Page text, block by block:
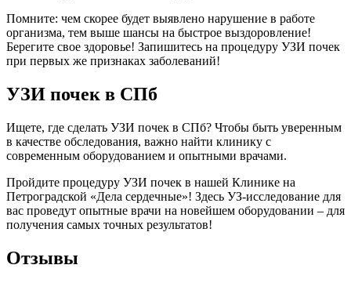
Помните: чем скорее будет выявлено нарушение в работе
организма, тем выше шансы на быстрое выздоровление!
Берегите свое здоровье! Запишитесь на процедуру УЗИ почек
при первых же признаках заболеваний!
УЗИ почек в СПб
Ищете, где сделать УЗИ почек в СПб? Чтобы быть уверенным
в качестве обследования, важно найти клинику с
современным оборудованием и опытными врачами.
Пройдите процедуру УЗИ почек в нашей Клинике на
Петроградской «Дела сердечные»! Здесь УЗ-исследование для
вас проведут опытные врачи на новейшем оборудовании – для
получения самых точных результатов!
Отзывы